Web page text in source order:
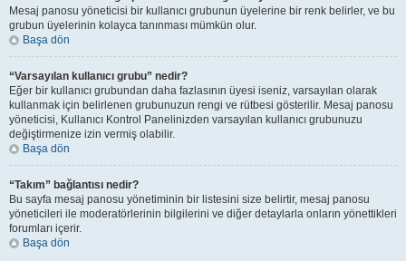
Mesaj panosu yöneticisi bir kullanıcı grubunun üyelerine bir renk belirler, ve bu
grubun üyelerinin kolayca tanınması mümkün olur.
Başa dön
“Varsayılan kullanıcı grubu” nedir?
Eğer bir kullanıcı grubundan daha fazlasının üyesi iseniz, varsayılan olarak
kullanmak için belirlenen grubunuzun rengi ve rütbesi gösterilir. Mesaj panosu
yöneticisi, Kullanıcı Kontrol Panelinizden varsayılan kullanıcı grubunuzu
değiştirmenize izin vermiş olabilir.
Başa dön
“Takım” bağlantısı nedir?
Bu sayfa mesaj panosu yönetiminin bir listesini size belirtir, mesaj panosu
yöneticileri ile moderatörlerinin bilgilerini ve diğer detaylarla onların yönettikleri
forumları içerir.
Başa dön